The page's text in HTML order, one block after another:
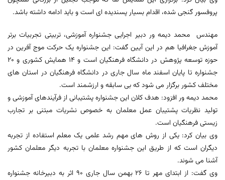
پروفسور گنجی شده، اقدام بسیار پسندیده ای است و باید ادامه داشته باشد.
مهندس محمد دیمه ور دبیر اجرایی جشنواره آموزشی، تربیتی تجربیات برتر
آموزش جغرافیا هم در این آیین گفت: این جشنواره یک حرکت موج آفرین در
حوزه توسعه پژوهش در دانشگاه فرهنگیان است و 14 همایش کشوری و 20
جشنواره تا پایان اسفند ماه سال جاری در دانشگاه فرهنگیان در استان های
مختلف کشور برگزار می شود که بی سابقه و ارزشمند است.
محمد دیمه ور افزود: هدف کلان این جشنواره پشتیبانی از فرآیندهای آموزشی و
تولید نظریات پشتیبان عمل معلمان به خصوص نشریات مبتنی بر تجارب
زیستی فرهنگیان است.
وی بیان کرد: یکی از روش های مهم رشد علمی یک معلم استفاده از تجربه
دیگران است که از طریق این جشنواره معلمان با تجربه دیگر معلمان کشور
آشنا می شوند.
وی گفت: از ابتدای مهر تا 26 بهمن سال جاری 90 اثر به دبیرخانه جشنواره